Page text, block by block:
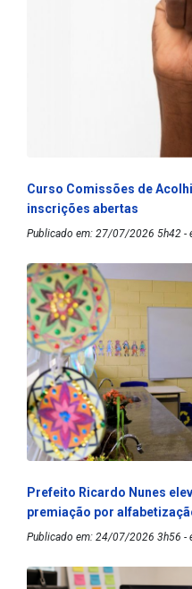
Curso Comissões de
inscrições abertas
Publicado em: 27/07/2026 5h42 -
Prefeito Ricardo Nunes
premiação por
Publicado em: 24/07/2026 3h56 -